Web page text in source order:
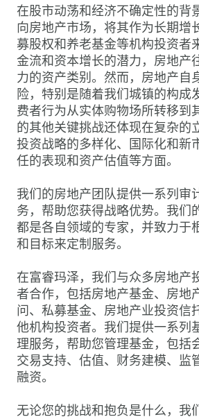
在股市动荡和经济不确定性的背
向房地产市场，将其作为长期增
募股权和养老基金等机构投资者
金流和资本增长的潜力，房地产
力的资产类别。然而，房地产自
险，特别是随着我们城镇的构成
费者行为从实体购物场所转移到
的其他关键挑战还体现在复杂的
投资战略的多样化、国际化和新
任的表现和资产估值等方面。
我们的房地产团队提供一系列审
务，帮助您获得战略优势。我们
都是各自领域的专家，并致力于
和目标来定制服务。
在富睿玛泽，我们与众多房地产
者合作，包括房地产基金、房地
问、私募基金、房地产业投资信
他机构投资者。我们提供一系列
理服务，帮助您管理基金，包括
交易支持、估值、财务建模、监
融资。
无论您的挑战和抱负是什么，我